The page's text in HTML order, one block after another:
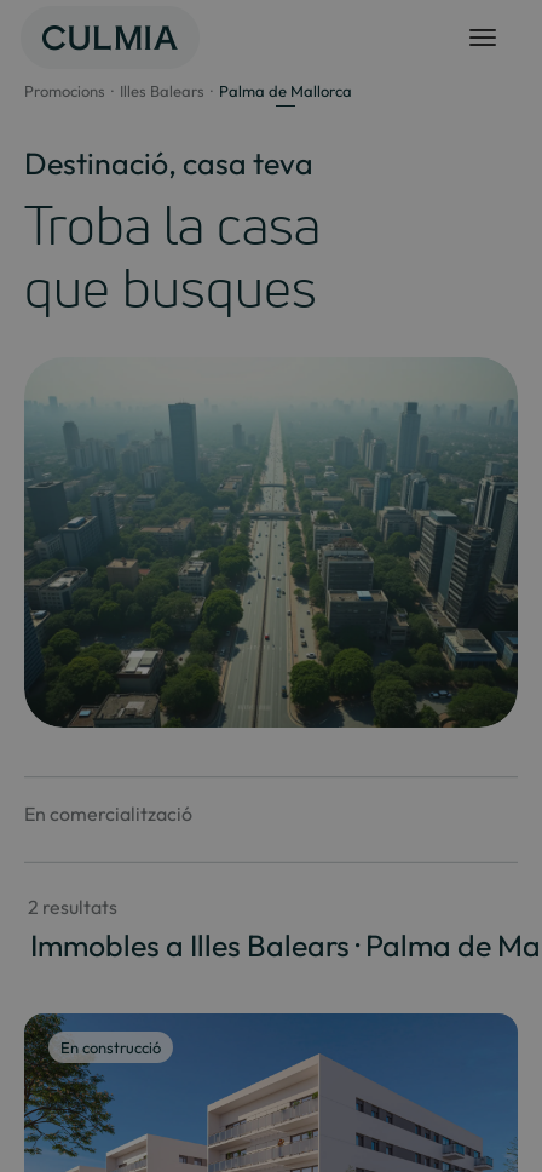
Promocions Illes Balears Palma de Mallorca
Destinació, casa teva
Troba la casa
que busques
En comercialització
2 resultats
Immobles a Illes Balears · Palma de
En construcció